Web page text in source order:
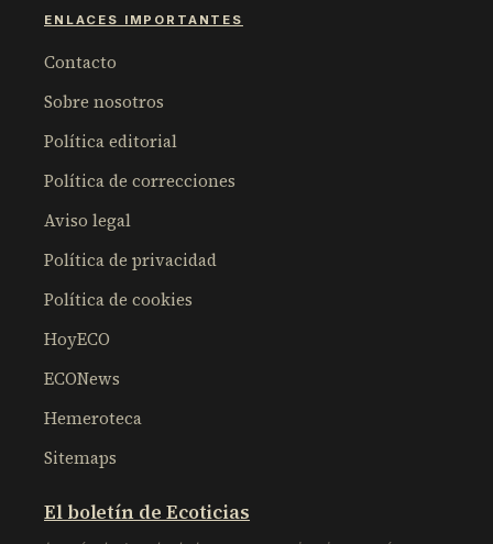
ENLACES IMPORTANTES
Contacto
Sobre nosotros
Política editorial
Política de correcciones
Aviso legal
Política de privacidad
Política de cookies
HoyECO
ECONews
Hemeroteca
Sitemaps
El boletín de Ecoticias